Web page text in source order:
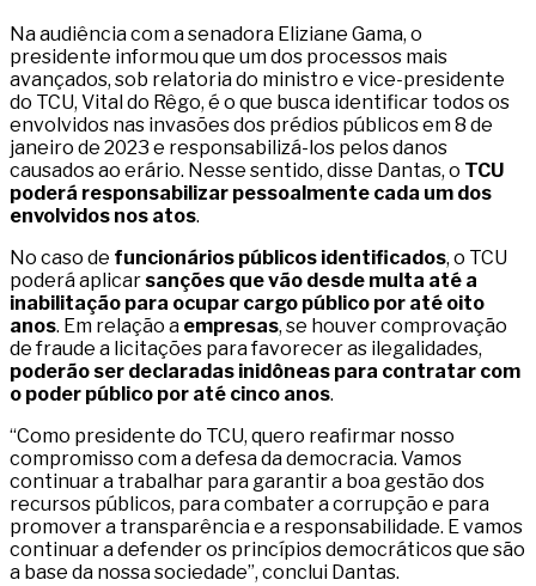
Na audiência com a senadora Eliziane Gama, o
presidente informou que um dos processos mais
avançados, sob relatoria do ministro e vice-presidente
do TCU, Vital do Rêgo, é o que busca identificar todos os
envolvidos nas invasões dos prédios públicos em 8 de
janeiro de 2023 e responsabilizá-los pelos danos
causados ao erário. Nesse sentido, disse Dantas, o TCU
poderá responsabilizar pessoalmente cada um dos
envolvidos nos atos.
No caso de funcionários públicos identificados, o TCU
poderá aplicar sanções que vão desde multa até a
inabilitação para ocupar cargo público por até oito
anos. Em relação a empresas, se houver comprovação
de fraude a licitações para favorecer as ilegalidades,
poderão ser declaradas inidôneas para contratar com
o poder público por até cinco anos.
“Como presidente do TCU, quero reafirmar nosso
compromisso com a defesa da democracia. Vamos
continuar a trabalhar para garantir a boa gestão dos
recursos públicos, para combater a corrupção e para
promover a transparência e a responsabilidade. E vamos
continuar a defender os princípios democráticos que são
a base da nossa sociedade”, conclui Dantas.